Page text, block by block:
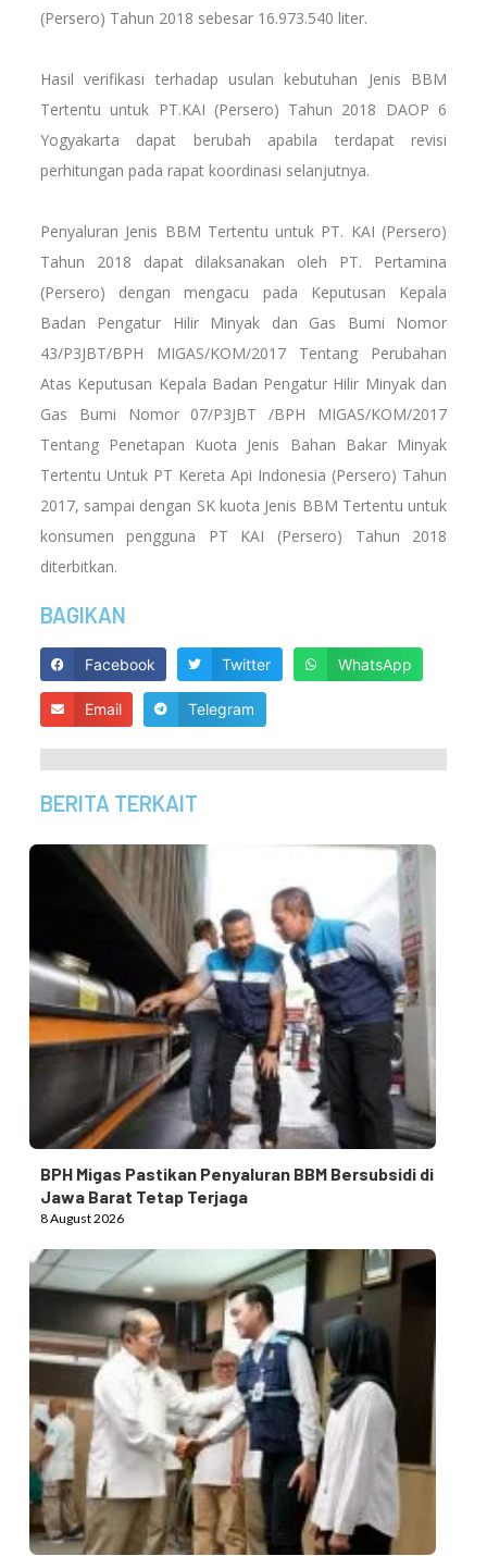
(Persero) Tahun 2018 sebesar 16.973.540 liter.
Hasil verifikasi terhadap usulan kebutuhan Jenis BBM
Tertentu untuk PT.KAI (Persero) Tahun 2018 DAOP 6
Yogyakarta dapat berubah apabila terdapat revisi
perhitungan pada rapat koordinasi selanjutnya.
Penyaluran Jenis BBM Tertentu untuk PT. KAI (Persero)
Tahun 2018 dapat dilaksanakan oleh PT. Pertamina
(Persero) dengan mengacu pada Keputusan Kepala
Badan Pengatur Hilir Minyak dan Gas Bumi Nomor
43/P3JBT/BPH MIGAS/KOM/2017 Tentang Perubahan
Atas Keputusan Kepala Badan Pengatur Hilir Minyak dan
Gas Bumi Nomor 07/P3JBT /BPH MIGAS/KOM/2017
Tentang Penetapan Kuota Jenis Bahan Bakar Minyak
Tertentu Untuk PT Kereta Api Indonesia (Persero) Tahun
2017, sampai dengan SK kuota Jenis BBM Tertentu untuk
konsumen pengguna PT KAI (Persero) Tahun 2018
diterbitkan.
BAGIKAN
Facebook Twitter WhatsApp
Email Telegram
BERITA TERKAIT
BPH Migas Pastikan Penyaluran BBM Bersubsidi di
Jawa Barat Tetap Terjaga
8 August 2026